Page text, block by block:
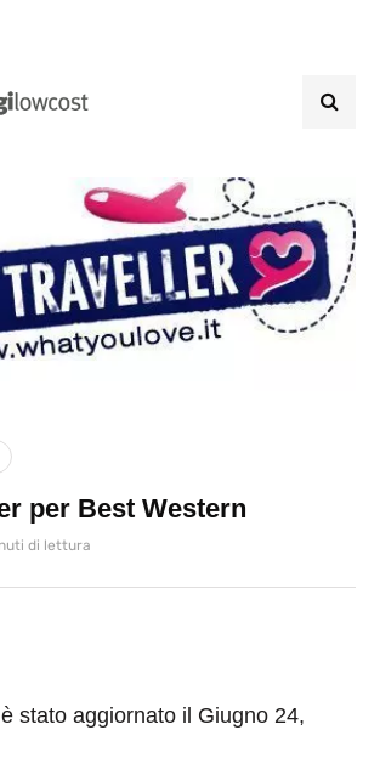
per Best Western
di lettura
stato aggiornato il Giugno 24,